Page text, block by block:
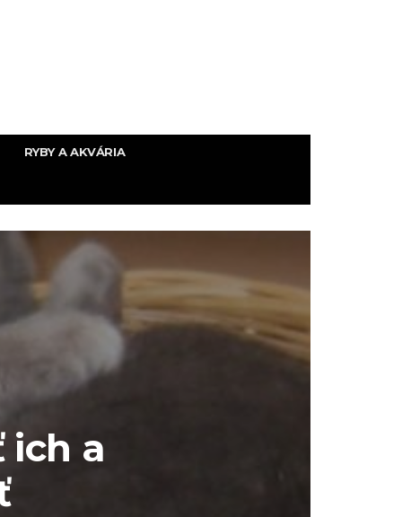
RYBY A AKVÁRIA
ich a